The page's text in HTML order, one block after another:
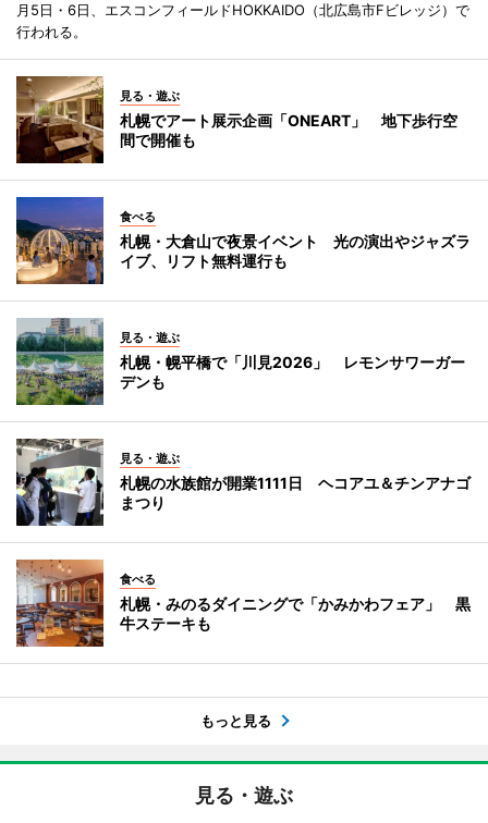
月5日・6日、エスコンフィールドHOKKAIDO（北広島市Fビレッジ）で
行われる。
見る・遊ぶ
札幌でアート展示企画「ONEART」 地下歩行空
間で開催も
食べる
札幌・大倉山で夜景イベント 光の演出やジャズラ
イブ、リフト無料運行も
見る・遊ぶ
札幌・幌平橋で「川見2026」 レモンサワーガー
デンも
見る・遊ぶ
札幌の水族館が開業1111日 ヘコアユ＆チンアナゴ
まつり
食べる
札幌・みのるダイニングで「かみかわフェア」 黒
牛ステーキも
もっと見る
見る・遊ぶ